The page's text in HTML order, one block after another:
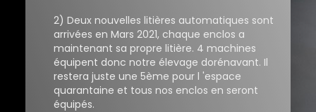
2) Deux nouvelles litières automatiques sont
arrivées en Mars 2021, chaque enclos a
maintenant sa propre litière. 4 machines
équipent donc notre élevage dorénavant. Il
restera juste une 5ème pour l 'espace
quarantaine et tous nos enclos en seront
équipés.